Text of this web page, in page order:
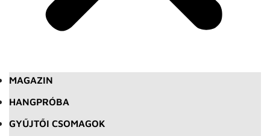
MAGAZIN
HANGPRÓBA
GYŰJTŐI CSOMAGOK